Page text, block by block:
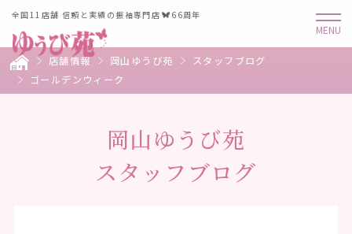
全国11店舗 信頼と実績の振袖専門店 66周年
店舗情報 岡山ゆうび苑
スタッフブログ
ゴールデンウィーク
岡山ゆうび苑
スタッフブログ